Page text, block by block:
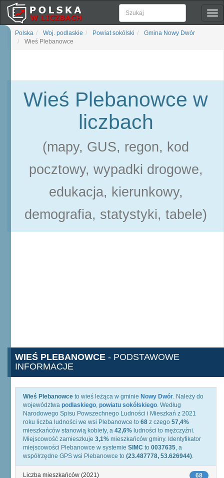
Polska Woj. podlaskie Powiat sokólski
Gmina Nowy Dwór
Wieś Plebanowce
Wieś Plebanowce w
liczbach
(mapy, GUS, regon, kod
pocztowy, wypadki drogowe,
edukacja, kierunkowy,
demografia, statystyki, tabele)
WIEŚ PLEBANOWCE - PODSTAWOWE
INFORMACJE
Wieś Plebanowce to wieś leżąca w gminie Nowy Dwór. Należy do
województwa podlaskiego, powiatu sokólskiego. Według
Narodowego Spisu Powszechnego Ludności i Mieszkań z 2021
roku liczba ludności we wsi Plebanowce to 68 z czego 57,4%
mieszkańców stanowią kobiety, a 42,6% ludności to mężczyźni.
Miejscowość zamieszkuje 3,1% mieszkańców gminy. Identyfikator
miejscowości Plebanowce w systemie SIMC to 0037635, a
współrzędne GPS wsi Plebanowce to (23.487778, 53.626944).
68
Liczba mieszkańców (2021)